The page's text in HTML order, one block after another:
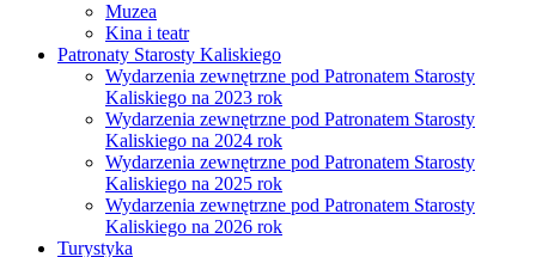
Muzea
Kina i teatr
Patronaty Starosty Kaliskiego
Wydarzenia zewnętrzne pod Patronatem Starosty
Kaliskiego na 2023 rok
Wydarzenia zewnętrzne pod Patronatem Starosty
Kaliskiego na 2024 rok
Wydarzenia zewnętrzne pod Patronatem Starosty
Kaliskiego na 2025 rok
Wydarzenia zewnętrzne pod Patronatem Starosty
Kaliskiego na 2026 rok
Turystyka